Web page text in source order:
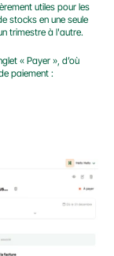
utiles pour les
stocks en une seule
trimestre à l'autre.
« Payer », d’où
paiement :